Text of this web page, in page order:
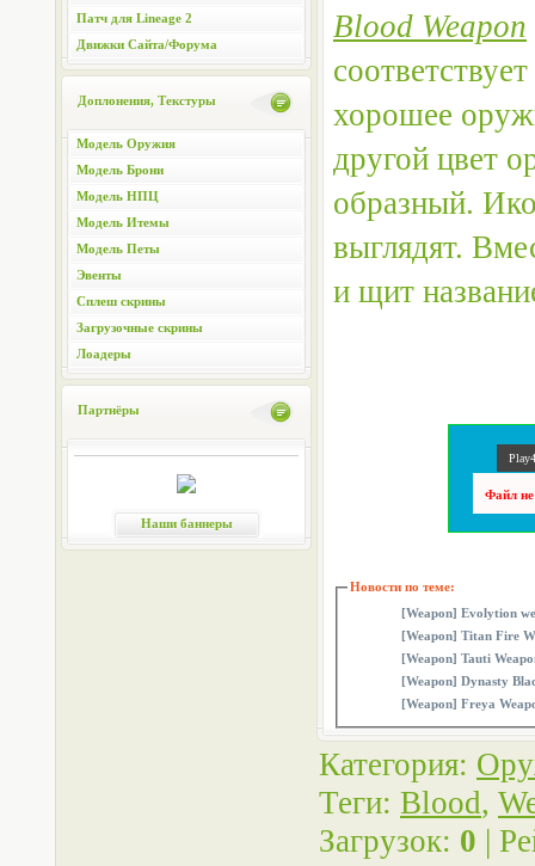
Патч для Lineage 2
Движки Сайта/Форума
Доплонения, Текстуры
Модель Оружия
Модель Брони
Модель НПЦ
Модель Итемы
Модель Петы
Эвенты
Сплеш скрины
Загрузочные скрины
Лоадеры
Партнёры
Наши баннеры
Blood Weapon
хорошее
другой цвет
образный.
выглядят.
и щит
Файл не
Новости по теме:
[Weapon] Evolytion
[Weapon] Titan Fire
[Weapon] Tauti
[Weapon] Dynasty
[Weapon] Freya
Категория:
Теги: Blood,
Загрузок: 0 |